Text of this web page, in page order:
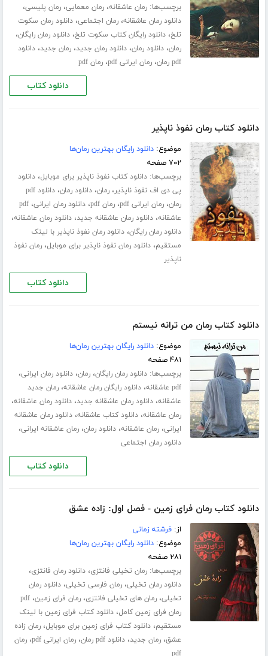
برچسب‌ها:رمان عاشقانه،رمان معمایی،رمان پلیسی،
دانلود رمان عاشقانه،رمان اجتماعی،دانلود رمان سکوت
تلخ،دانلود رایگان کتاب سکوت تلخ،دانلود رمان رایگان،
رمان،دانلود رمان،دانلود رمان جدید،رمان جدید،دانلود
pdf رمان
،رمان ایرانی pdf ،رمان pdf
دانلود کتاب
دانلود کتاب رمان نفوذ ناپذیر
موضوع:دانلود رایگان بهترین رمان‌ها
۷۰۲ صفحه
برچسب‌ها:دانلود کتاب نفوذ ناپذیر برای موبایل،دانلود
پی دی اف نفوذ ناپذیر،رمان،دانلود رمان،
دانلود pdf
رمان،رمان ایرانی pdf ،رمان pdf ،دانلود رمان ایرانی،pdf
عاشقانه،دانلود رمان عاشقانه جدید،دانلود رمان عاشقانه،
دانلود رمان رایگان،دانلود رمان نفوذ ناپذیر با لینک
مستقیم،دانلود رمان نفوذ ناپذیر برای موبایل،رمان نفوذ
ناپذیر
دانلود کتاب
دانلود کتاب رمان من ترانه نیستم
موضوع:دانلود رایگان بهترین رمان‌ها
۴۸۱ صفحه
برچسب‌ها:دانلود رمان رایگان،رمان،دانلود رمان ایرانی،
pdf عاشقانه ،دانلود رایگان رمان عاشقانه،رمان جدید
عاشقانه،دانلود رمان عاشقانه جدید،دانلود رمان عاشقانه،
رمان عاشقانه،دانلود کتاب عاشقانه،دانلود رمان عاشقانه
ایرانی،رمان عاشقانه،دانلود رمان،رمان عاشقانه ایرانی،
دانلود رمان اجتماعی
دانلود کتاب
دانلود کتاب رمان فرای زمین - فصل اول: زاده عشق
از:فرشته زمانی
موضوع:دانلود رایگان بهترین رمان‌ها
۲۸۱ صفحه
برچسب‌ها:رمان تخیلی فانتزی،دانلود رمان فانتزی،
دانلود رمان تخیلی،رمان فارسی تخیلی،دانلود رمان
تخیلی،رمان های تخیلی فانتزی،رمان فرای زمین،pdf
رمان فرای زمین کامل،دانلود کتاب فرای زمین با لینک
مستقیم،دانلود کتاب فرای زمین برای موبایل،رمان زاده
عشق،رمان جدید،دانلود pdf رمان ،رمان ایرانی pdf ،رمان
pdf